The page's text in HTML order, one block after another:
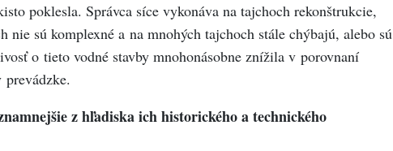
poklesla. Správca síce vykonáva na tajchoch rekonštrukcie,
nie sú komplexné a na mnohých tajchoch stále chýbajú, alebo sú
o tieto vodné stavby mnohonásobne znížila v porovnaní
z hľadiska ich historického a technického